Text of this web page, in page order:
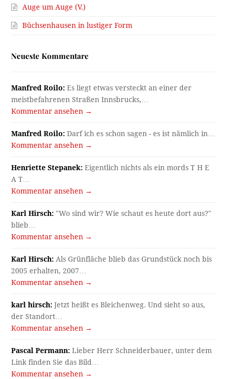
Auge um Auge (V.)
Büchsenhausen in lustiger Form
Neueste Kommentare
Manfred Roilo: Es liegt etwas versteckt an einer der
meistbefahrenen Straßen Innsbrucks,…
Kommentar ansehen →
Manfred Roilo: Darf ich es schon sagen - es ist nämlich in…
Kommentar ansehen →
Henriette Stepanek: Eigentlich nichts als ein mords T H E
A T…
Kommentar ansehen →
Karl Hirsch: "Wo sind wir? Wie schaut es heute dort aus?"
blieb…
Kommentar ansehen →
Karl Hirsch: Als Grünfläche blieb das Grundstück noch bis
2005 erhalten, 2007…
Kommentar ansehen →
karl hirsch: Jetzt heißt es Bleichenweg. Und sieht so aus,
der Standort…
Kommentar ansehen →
Pascal Permann: Lieber Herr Schneiderbauer, unter dem
Link finden Sie das Bild…
Kommentar ansehen →